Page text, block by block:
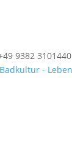
9382 3101440